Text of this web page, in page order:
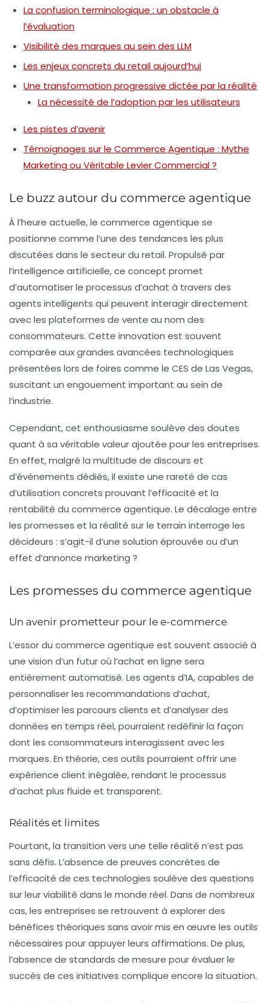
La confusion terminologique : un obstacle à
l’évaluation
Visibilité des marques au sein des LLM
Les enjeux concrets du retail aujourd’hui
Une transformation progressive dictée par la réalité
La nécessité de l’adoption par les utilisateurs
Les pistes d’avenir
Témoignages sur le Commerce Agentique : Mythe
Marketing ou Véritable Levier Commercial ?
Le buzz autour du commerce agentique
À l’heure actuelle, le commerce agentique se
positionne comme l’une des tendances les plus
discutées dans le secteur du retail. Propulsé par
l’intelligence artificielle, ce concept promet
d’automatiser le processus d’achat à travers des
agents intelligents qui peuvent interagir directement
avec les plateformes de vente au nom des
consommateurs. Cette innovation est souvent
comparée aux grandes avancées technologiques
présentées lors de foires comme le CES de Las Vegas,
suscitant un engouement important au sein de
l’industrie.
Cependant, cet enthousiasme soulève des doutes
quant à sa véritable valeur ajoutée pour les entreprises.
En effet, malgré la multitude de discours et
d’événements dédiés, il existe une rareté de cas
d’utilisation concrets prouvant l’efficacité et la
rentabilité du commerce agentique. Le décalage entre
les promesses et la réalité sur le terrain interroge les
décideurs : s’agit-il d’une solution éprouvée ou d’un
effet d’annonce marketing ?
Les promesses du commerce agentique
Un avenir prometteur pour le e-commerce
L’essor du commerce agentique est souvent associé à
une vision d’un futur où l’achat en ligne sera
entièrement automatisé. Les agents d’IA, capables de
personnaliser les recommandations d’achat,
d’optimiser les parcours clients et d’analyser des
données en temps réel, pourraient redéfinir la façon
dont les consommateurs interagissent avec les
marques. En théorie, ces outils pourraient offrir une
expérience client inégalée, rendant le processus
d’achat plus fluide et transparent.
Réalités et limites
Pourtant, la transition vers une telle réalité n’est pas
sans défis. L’absence de preuves concrètes de
l’efficacité de ces technologies soulève des questions
sur leur viabilité dans le monde réel. Dans de nombreux
cas, les entreprises se retrouvent à explorer des
bénéfices théoriques sans avoir mis en œuvre les outils
nécessaires pour appuyer leurs affirmations. De plus,
l’absence de standards de mesure pour évaluer le
succès de ces initiatives complique encore la situation.